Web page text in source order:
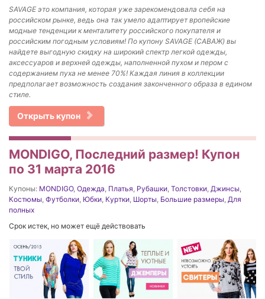
SAVAGE это компания, которая уже зарекомендовала себя на
российском рынке, ведь она так умело адаптирует вропейские
модные тенденции к менталитету российского покупателя и
российским погодным условиям! По купону SAVAGE (САВАЖ) вы
найдете выгодную скидку на широкий спектр легкой одежды,
аксессуаров и верхней одежды, наполненной пухом и пером с
содержанием пуха не менее 70%! Каждая линия в коллекции
предполагает возможность создания законченного образа в едином
стиле.
Открыть купон
MONDIGO, Последний размер! Купон
по 31 марта 2016
Купоны: MONDIGO, Одежда, Платья, Рубашки, Толстовки, Джинсы,
Костюмы, Футболки, Юбки, Куртки, Шорты, Большие размеры, Для
полных
Срок истек, но может ещё действовать